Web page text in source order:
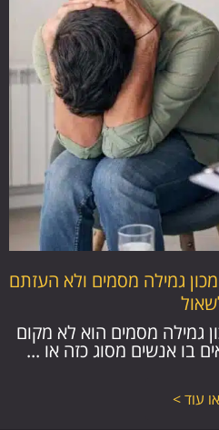
גמילה מסמים ולא העזתם
גמילה מסמים הוא לא מקום
בו אנשים מסוג כזה או ...
עוד >